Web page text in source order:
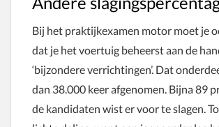
Bij het praktijkexamen motor moet je
dat je het voertuig beheerst aan de
‘bijzondere verrichtingen’. Dat
dan 38.000 keer afgenomen. Bijna 89
de kandidaten wist er voor te slagen.